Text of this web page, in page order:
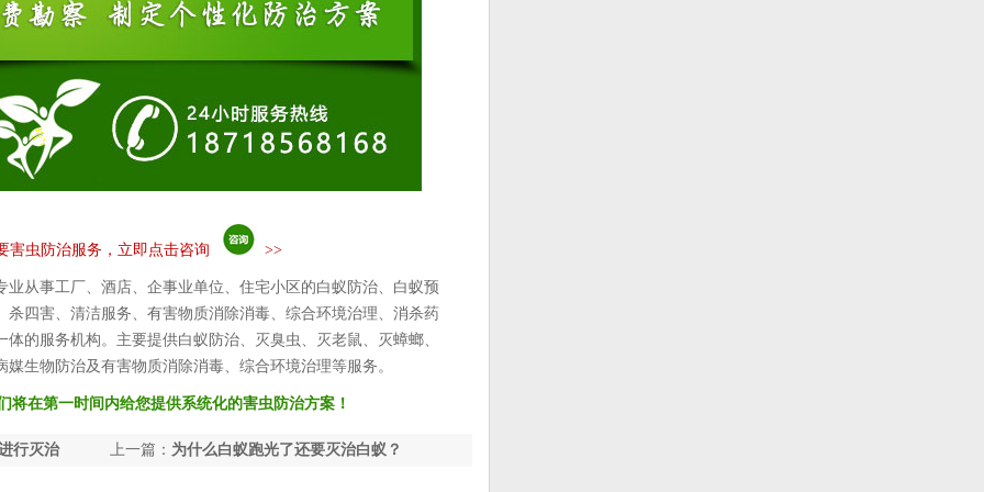
害虫防治服务，立即点击咨询 >>
业从事工厂、酒店、企事业单位、住宅小区的白蚁防治、白蚁预
四害、清洁服务、有害物质消除消毒、综合环境治理、消杀药
的服务机构。主要提供白蚁防治、灭臭虫、灭老鼠、灭蟑螂、
生物防治及有害物质消除消毒、综合环境治理等服务。
将在第一时间内给您提供系统化的害虫防治方案！
上一篇： 为什么白蚁跑光了还要灭治白蚁？
行灭治